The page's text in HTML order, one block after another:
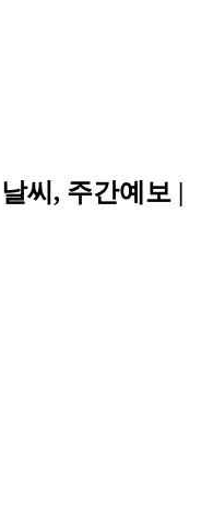
씨, 주간예보 |